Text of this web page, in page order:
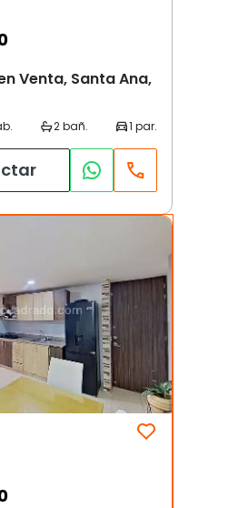
Venta, Santa Ana,